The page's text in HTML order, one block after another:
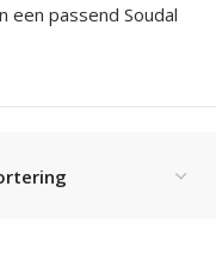
een passend Soudal